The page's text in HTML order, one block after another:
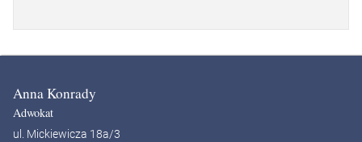
Anna Konrady
Adwokat
ul. Mickiewicza 18a/3